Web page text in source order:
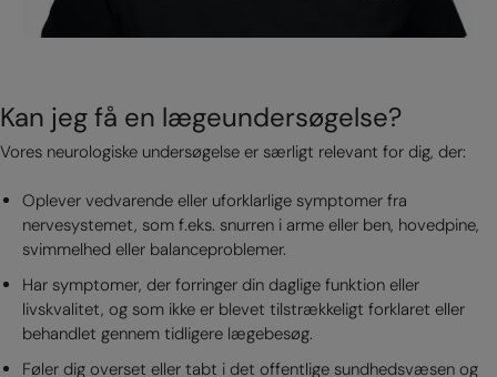
Kan jeg få en lægeundersøgelse?
Vores neurologiske undersøgelse er særligt relevant for dig, der:
Oplever vedvarende eller uforklarlige symptomer fra
nervesystemet, som f.eks. snurren i arme eller ben, hovedpine,
svimmelhed eller balanceproblemer.
Har symptomer, der forringer din daglige funktion eller
livskvalitet, og som ikke er blevet tilstrækkeligt forklaret eller
behandlet gennem tidligere lægebesøg.
Føler dig overset eller tabt i det offentlige sundhedsvæsen og